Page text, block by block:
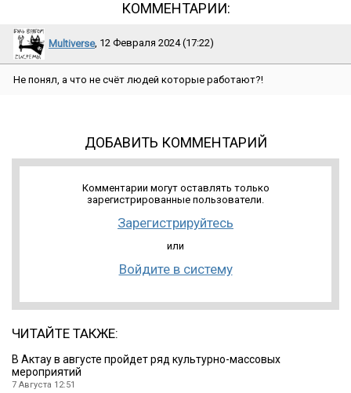
КОММЕНТАРИИ:
Multiverse, 12 Февраля 2024 (17:22)
Не понял, а что не счёт людей которые работают?!
ДОБАВИТЬ КОММЕНТАРИЙ
Комментарии могут оставлять только
зарегистрированные пользователи.
Зарегистрируйтесь
или
Войдите в систему
ЧИТАЙТЕ ТАКЖЕ:
В Актау в августе пройдет ряд культурно-массовых
мероприятий
7 Августа 12:51